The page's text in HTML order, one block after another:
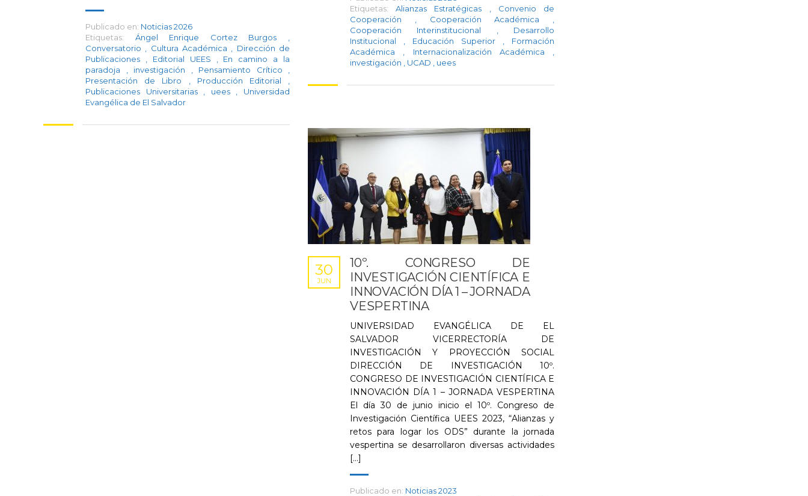
Publicado en: Noticias 2026
Etiquetas:
Ángel Enrique Cortez Burgos
Conversatorio
Cultura Académica
Dirección de
Publicaciones
Editorial UEES
En camino a la
paradoja
investigación Pensamiento Crítico
Presentación de Libro
Producción Editorial
Publicaciones Universitarias
uees
Universidad
Evangélica de El Salvador
Etiquetas:
Alianzas Estratégicas
Convenio de
Cooperación
Cooperación Académica
Cooperación Interinstitucional
Desarrollo
Institucional
Educación Superior
Formación
Académica
Internacionalización Académica
investigación
UCAD uees
10º. CONGRESO DE
INVESTIGACIÓN CIENTÍFICA E
INNOVACIÓN DÍA 1 – JORNADA
VESPERTINA
30
JUN
UNIVERSIDAD EVANGÉLICA DE EL
SALVADOR VICERRECTORÍA DE
INVESTIGACIÓN Y PROYECCIÓN SOCIAL
DIRECCIÓN DE INVESTIGACIÓN 10º.
CONGRESO DE INVESTIGACIÓN CIENTÍFICA E
INNOVACIÓN DÍA 1 – JORNADA VESPERTINA
El día 30 de junio inicio el 10º. Congreso de
Investigación Científica UEES 2023, “Alianzas y
retos para logar los ODS” durante la jornada
vespertina se desarrollaron diversas actividades
[...]
Publicado en: Noticias 2023